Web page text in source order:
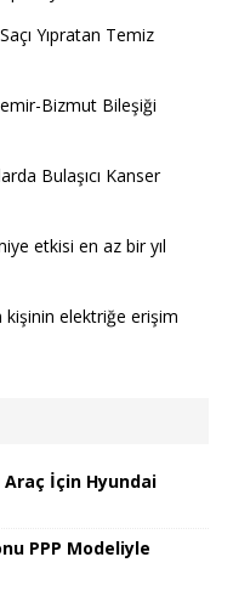
Yıpratan Temiz
Bizmut Bileşiği
Bulaşıcı Kanser
etkisi en az bir yıl
elektriğe erişim
Araç İçin Hyundai
PPP Modeliyle